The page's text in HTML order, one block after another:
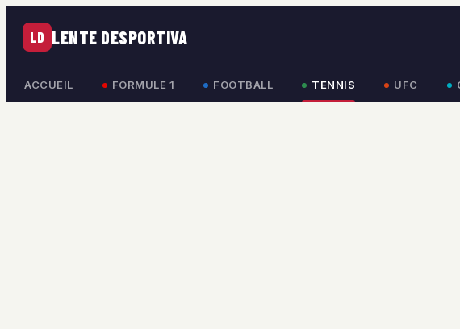
LD LENTE DESPORTIVA
ACCUEIL FORMULE 1 FOOTBALL TENNIS UFC